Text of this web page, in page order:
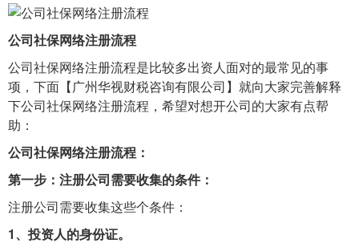
公司社保网络注册流程
公司社保网络注册流程是比较多出资人面对的最常见的事
项，下面【广州华视财税咨询有限公司】就向大家完善解释
下公司社保网络注册流程，希望对想开公司的大家有点帮
助：
公司社保网络注册流程：
第一步：注册公司需要收集的条件：
注册公司需要收集这些个条件：
1、投资人的身份证。